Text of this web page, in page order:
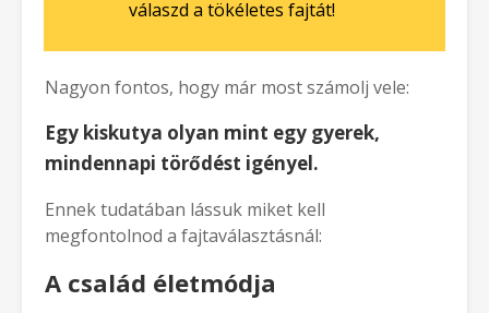
válaszd a tökéletes fajtát!
Nagyon fontos, hogy már most számolj vele:
Egy kiskutya olyan mint egy gyerek,
mindennapi törődést igényel.
Ennek tudatában lássuk miket kell
megfontolnod a fajtaválasztásnál:
A család életmódja